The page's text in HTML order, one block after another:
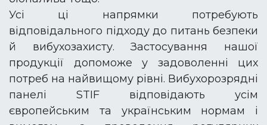
Усі ці напрямки потребують
відповідального підходу до питань безпеки
й вибухозахисту. Застосування нашої
продукції допоможе у задоволенні цих
потреб на найвищому рівні. Вибухорозрядні
панелі STIF відповідають усім
європейським та українським нормам і